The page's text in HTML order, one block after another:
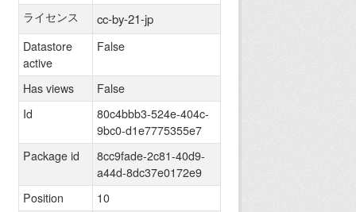
ライセンス
cc-by-21-jp
Datastore
active
False
Has views
False
Id
80c4bbb3-524e-404c-
9bc0-d1e7775355e7
Package id
8cc9fade-2c81-40d9-
a44d-8dc37e0172e9
Position
10